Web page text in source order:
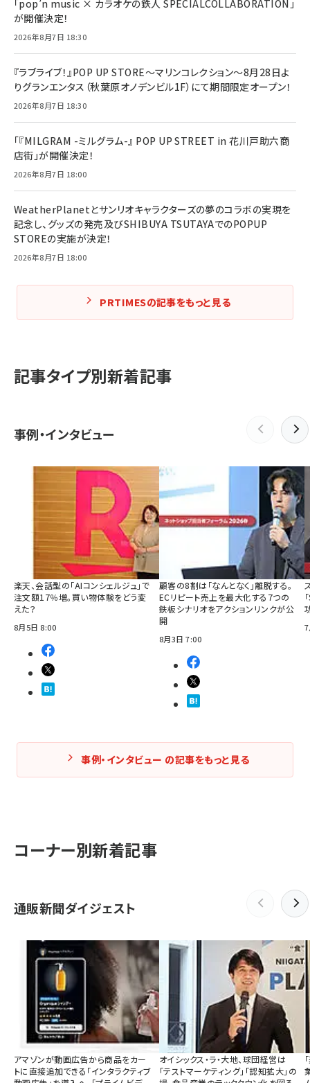
「pop’n music × カラオケの鉄人 SPECIALCOLLABORATION」
が開催決定！
2026年8月7日 18:30
『ラブライブ！』POP UP STORE～マリンコレクション～8月28日よ
りグランエンタス（秋葉原オノデンビル1F）にて期間限定オープン！
2026年8月7日 18:30
「『MILGRAM -ミルグラム-』 POP UP STREET in 花川戸助六商
店街」が開催決定！
2026年8月7日 18:00
WeatherPlanetとサンリオキャラクターズの夢のコラボの実現を
記念し、グッズの発売及びSHIBUYA TSUTAYAでのPOPUP
STOREの実施が決定！
2026年8月7日 18:00
PRTIMESの記事をもっと見る
記事タイプ別新着記事
事例・インタビュー
楽天、会話型の「AIコンシェルジュ」で
注文額17％増。買い物体験をどう変
えた？
8月5日 8:00
顧客の8割は「なんとなく」離脱する。
ECリピート売上を最大化する7つの
鉄板シナリオをアクションリンクが公
開
8月3日 7:00
事例・インタビュー の記事をもっと見る
コーナー別新着記事
通販新聞ダイジェスト
アマゾンが動画広告から商品をカー
トに直接追加できる「インタラクティブ
オイシックス・ラ・大地、球団経営は
「テストマーケティング」「認知拡大」の